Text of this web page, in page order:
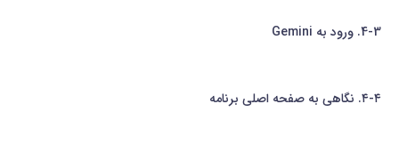
4-3. ورود به Gemini
۴-۴. نگاهی به صفحه اصلی برنامه